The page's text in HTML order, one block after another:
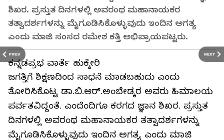
PREV NEXT
ಶಿಖರ. ಪ್ರಸ್ತುತ ದಿನಗಳಲ್ಲಿ ಅವರಂಥ ಮಹಾನಾಯಕರ
ತತ್ವಾದರ್ಶಗಳನ್ನು ಮೈಗೂಡಿಸಿಕೊಳ್ಳುವುದು ಇಂದಿನ ಅಗತ್ಯ
ಎಂದು ಮಾಜಿ ಸಂಸದ ರಮೇಶ ಕತ್ತಿ ಅಭಿಪ್ರಾಯಪಟ್ಟರು.
ಕನ್ನಡಪ್ರಭ ವಾರ್ತೆ ಹುಕ್ಕೇರಿ
ಜಗತ್ತಿಗೆ ಶಿಕ್ಷಣದಿಂದ ಸಾಧನೆ ಮಾಡಬಹುದು ಎಂದು
ತೋರಿಸಿಕೊಟ್ಟ ಡಾ.ಬಿ.ಆರ್.ಅಂಬೇಡ್ಕರ ಅವರು ಹಿಮಾಲಯ
ಪರ್ವತವಿದ್ದಂತೆ. ಎಂದೆಂದಿಗೂ ಕರಗದ ಜ್ಞಾನ ಶಿಖರ. ಪ್ರಸ್ತುತ
ದಿನಗಳಲ್ಲಿ ಅವರಂಥ ಮಹಾನಾಯಕರ ತತ್ವಾದರ್ಶಗಳನ್ನು
ಮೈಗೂಡಿಸಿಕೊಳ್ಳುವುದು ಇಂದಿನ ಅಗತ್ಯ ಎಂದು ಮಾಜಿ